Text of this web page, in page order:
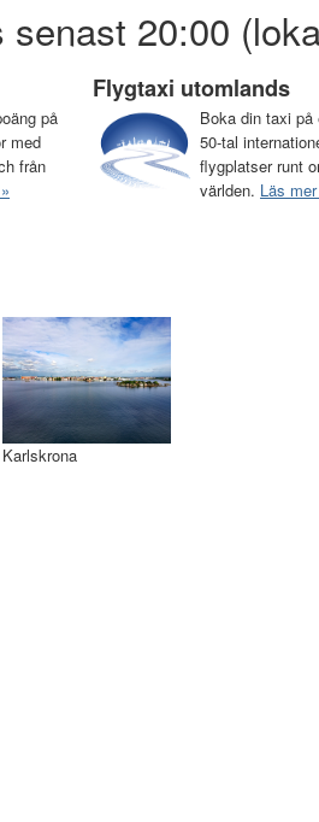
senast 20:00
på
med
från
Flygtaxi utomlands
Boka din taxi på
50-tal
flygplatser runt
världen. Läs
Karlskrona